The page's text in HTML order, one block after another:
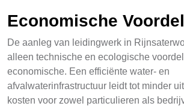
Economische
De aanleg van leidingwerk in
alleen technische en ecologische
economische. Een efficiënte water- en
afvalwaterinfrastructuur leidt tot minder
kosten voor zowel particulieren als